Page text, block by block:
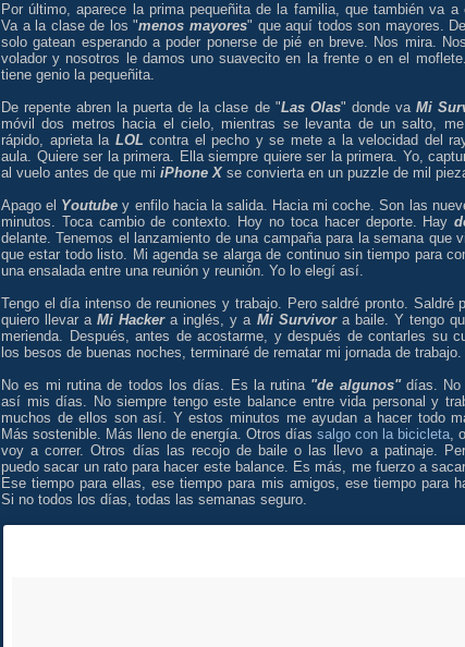
Por último, aparece la prima pequeñita de la familia, que también va a
Va a la clase de los "menos mayores" que aquí todos son mayores.
solo gatean esperando a poder ponerse de pié en breve. Nos mira.
volador y nosotros le damos uno suavecito en la frente o en el
tiene genio la pequeñita.
De repente abren la puerta de la clase de "Las Olas" donde va Mi
móvil dos metros hacia el cielo, mientras se levanta de un salto,
rápido, aprieta la LOL contra el pecho y se mete a la velocidad del
aula. Quiere ser la primera. Ella siempre quiere ser la primera. Yo,
al vuelo antes de que mi iPhone X se convierta en un puzzle de mil
Apago el Youtube y enfilo hacia la salida. Hacia mi coche. Son las
minutos. Toca cambio de contexto. Hoy no toca hacer deporte. Hay
delante. Tenemos el lanzamiento de una campaña para la semana que
que estar todo listo. Mi agenda se alarga de continuo sin tiempo para
una ensalada entre una reunión y reunión. Yo lo elegí así.
Tengo el día intenso de reuniones y trabajo. Pero saldré pronto. Saldré
quiero llevar aMi Hackera inglés, y a Mi Survivora baile. Y tengo
merienda. Después, antes de acostarme, y después de contarles su
los besos de buenas noches, terminaré de rematar mi jornada de trabajo.
No es mi rutina de todos los días. Es la rutina "de algunos"días. No
así mis días. No siempre tengo este balance entre vida personal y
muchos de ellos son así. Y estos minutos me ayudan a hacer todo
Más sostenible. Más lleno de energía. Otros días salgo con la bicicleta,
voy a correr. Otros días las recojo de baile o las llevo a patinaje.
puedo sacar un rato para hacer este balance. Es más, me fuerzo a
Ese tiempo para ellas, ese tiempo para mis amigos, ese tiempo para
Si no todos los días, todas las semanas seguro.